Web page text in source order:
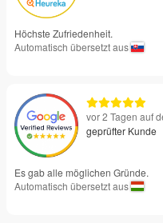
Höchste Zufriedenheit.
Automatisch übersetzt aus
vor 2 Tagen auf
geprüfter Kunde
Es gab alle möglichen Gründe.
Automatisch übersetzt aus